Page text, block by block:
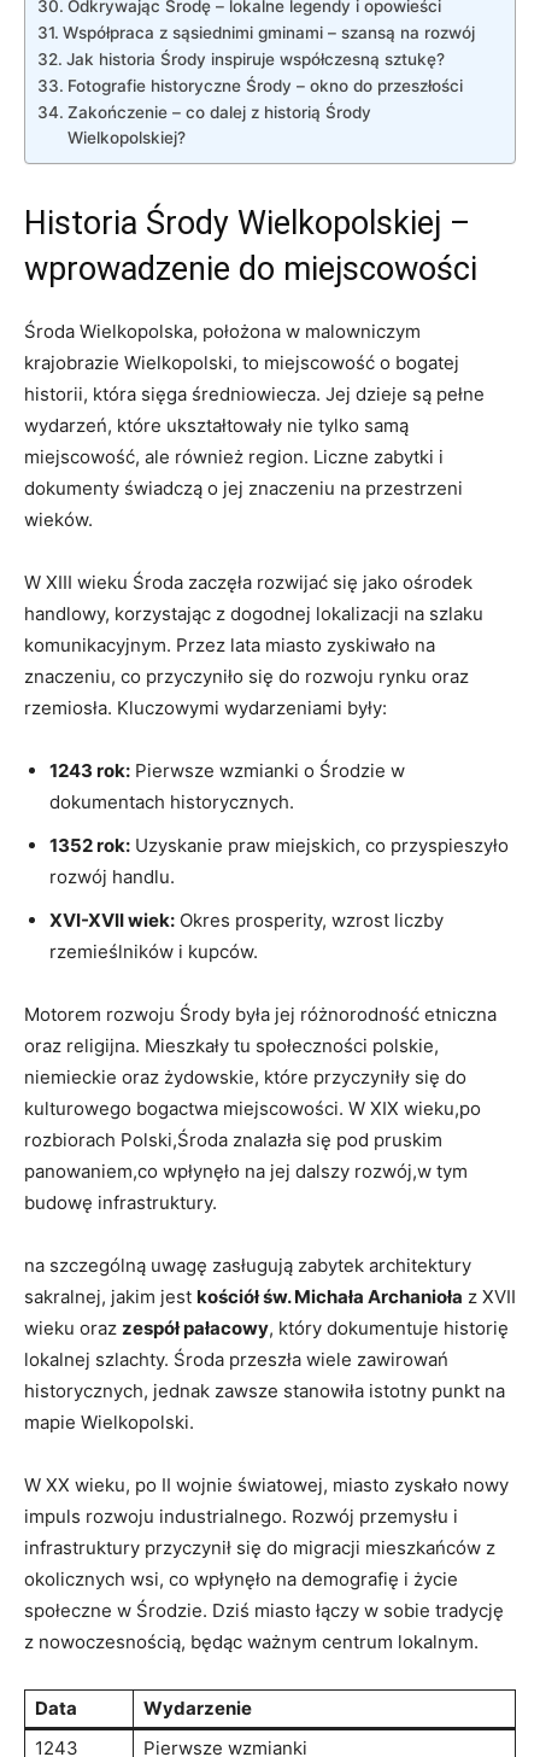
Odkrywając Środę – lokalne legendy i opowieści
Współpraca z sąsiednimi gminami – szansą na rozwój
Jak historia Środy inspiruje współczesną sztukę?
Fotografie historyczne Środy – okno do przeszłości
Zakończenie – co dalej z historią Środy
Wielkopolskiej?
Historia Środy Wielkopolskiej –
wprowadzenie do miejscowości
Środa Wielkopolska, położona w malowniczym
krajobrazie Wielkopolski, to miejscowość o bogatej
historii, która sięga średniowiecza. Jej dzieje są pełne
wydarzeń, które ukształtowały nie tylko samą
miejscowość, ale również region. Liczne zabytki i
dokumenty świadczą o jej znaczeniu na przestrzeni
wieków.
W XIII wieku Środa zaczęła rozwijać się jako ośrodek
handlowy, korzystając z dogodnej lokalizacji na szlaku
komunikacyjnym. Przez lata miasto zyskiwało na
znaczeniu, co przyczyniło się do rozwoju rynku oraz
rzemiosła. Kluczowymi wydarzeniami były:
1243 rok: Pierwsze wzmianki o Środzie w
dokumentach historycznych.
1352 rok: Uzyskanie praw miejskich, co przyspieszyło
rozwój handlu.
XVI-XVII wiek: Okres prosperity, wzrost liczby
rzemieślników i kupców.
Motorem rozwoju Środy była jej różnorodność etniczna
oraz religijna. Mieszkały tu społeczności polskie,
niemieckie oraz żydowskie, które przyczyniły się do
kulturowego bogactwa miejscowości. W XIX wieku,po
rozbiorach Polski,Środa znalazła się pod pruskim
panowaniem,co wpłynęło na jej dalszy rozwój,w tym
budowę infrastruktury.
na szczególną uwagę zasługują zabytek architektury
sakralnej, jakim jest kościół św. Michała Archanioła z XVII
wieku oraz zespół pałacowy, który dokumentuje historię
lokalnej szlachty. Środa przeszła wiele zawirowań
historycznych, jednak zawsze stanowiła istotny punkt na
mapie Wielkopolski.
W XX wieku, po II wojnie światowej, miasto zyskało nowy
impuls rozwoju industrialnego. Rozwój przemysłu i
infrastruktury przyczynił się do migracji mieszkańców z
okolicznych wsi, co wpłynęło na demografię i życie
społeczne w Środzie. Dziś miasto łączy w sobie tradycję
z nowoczesnością, będąc ważnym centrum lokalnym.
Data
Wydarzenie
1243
Pierwsze wzmianki